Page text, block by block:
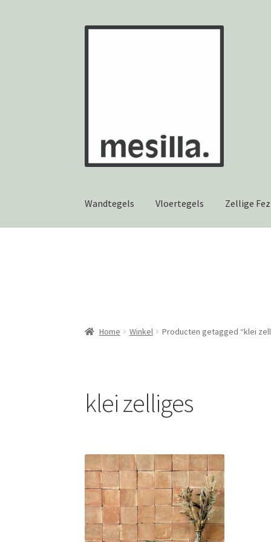
Ga
Ga
Wandtegels Vloertegels Zellige Fez
Home Winkel Producten getagged “klei
klei zelliges